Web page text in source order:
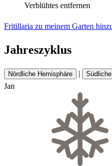
Verblühtes entfernen
Fritillaria zu meinem Garten
Jahreszyklus
Nördliche Hemisphäre |
Jan